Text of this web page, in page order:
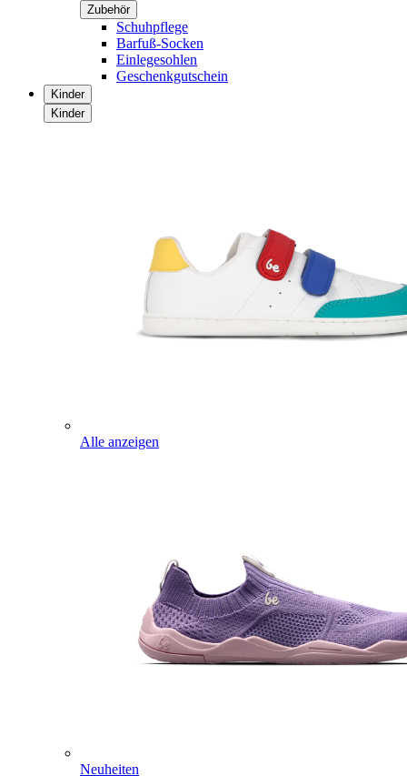
Zubehör
Schuhpflege
Barfuß-Socken
Einlegesohlen
Geschenkgutschein
Kinder
Kinder
Alle anzeigen
Neuheiten